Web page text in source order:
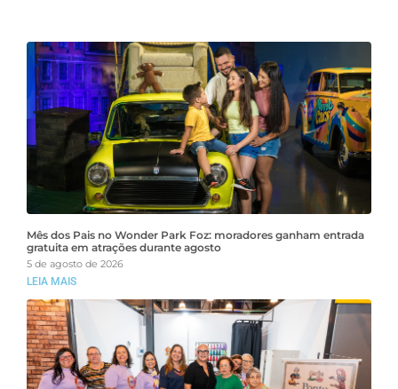
Mês dos Pais no Wonder Park Foz: moradores ganham entrada
gratuita em atrações durante agosto
5 de agosto de 2026
LEIA MAIS